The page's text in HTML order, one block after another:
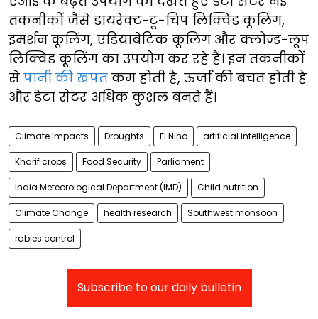
तकनीकों जैसे डायरेक्ट-टू-चिप लिक्विड कूलिंग,
इमर्शन कूलिंग, एडियाबेटिक कूलिंग और क्लोज्ड-लूप
लिक्विड कूलिंग का उपयोग कर रहे हैं। इन तकनीकों
से पानी की खपत कम होती है, ऊर्जा की बचत होती है
और डेटा सेंटर अधिक कुशल बनते हैं।
Climate Impacts Droughts El Nino artificial intelligence
Kharif crops Food Security Parliament
India Meteorological Department (IMD) Child nutrition
Climate Change health research Southwest monsoon
rabies control
Subscribe to our daily bulletin